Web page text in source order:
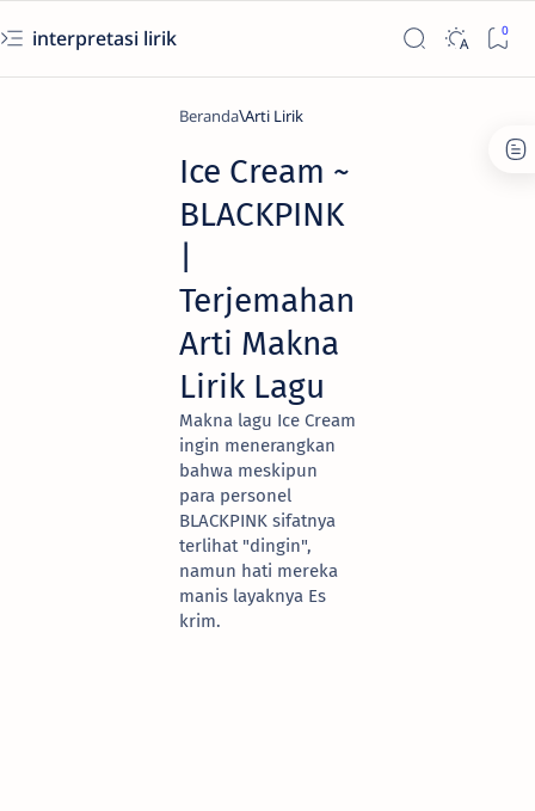
interpretasi lirik
Beranda Arti Lirik
Ice Cream ~
BLACKPINK
Terjemahan
Arti Makna
Lirik Lagu
Makna lagu Ice Cream
ingin menerangkan
bahwa meskipun
para personel
BLACKPINK sifatnya
terlihat "dingin",
namun hati mereka
manis layaknya Es
krim.